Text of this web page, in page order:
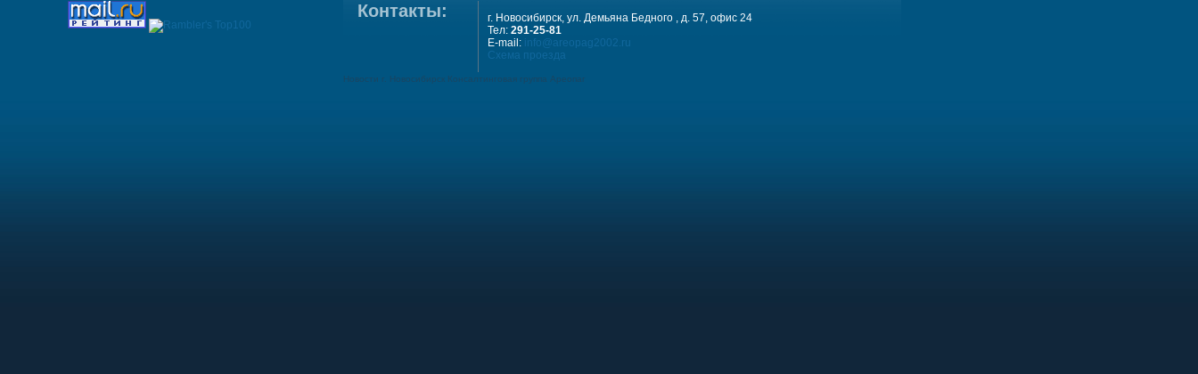
Контакты:
г. Новосибирск, ул. Демьяна Бедного , д. 57, офис 24
Тел: 291-25-81
E-mail: info@areopag2002.ru
Схема проезда
Новости г. Новосибирск Консалтинговая группа Ареопаг